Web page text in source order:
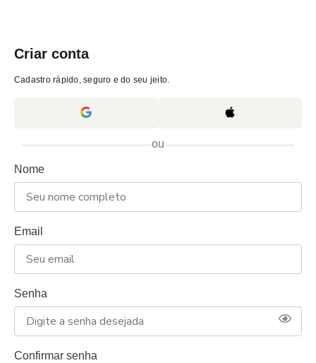
Criar conta
Cadastro rápido, seguro e do seu jeito.
ou
Nome
Email
Senha
Confirmar senha